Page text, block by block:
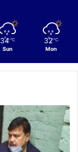
34 ℃
Sun
32 ℃
Mon